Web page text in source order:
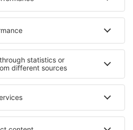
- regiuni
Cazare in Penang
Cazare in Caraibe
În Argeș județul